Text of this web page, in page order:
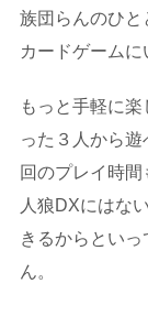
族団らんのひと
カードゲームに
もっと手軽に
った３人から遊
回のプレイ時間
人狼DXにはな
きるからとい
ん。